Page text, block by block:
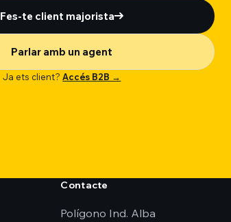
Fes-te client majorista
Parlar amb un agent
Ja ets client?Accés B2B →
Contacte
Polígono Ind. Alba